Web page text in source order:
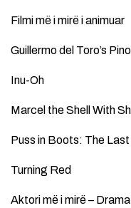
Filmi më i mirë i animuar
Guillermo del Toro’s
Inu-Oh
Marcel the Shell With
Puss in Boots: The Last
Turning Red
Aktori më i mirë – Drama